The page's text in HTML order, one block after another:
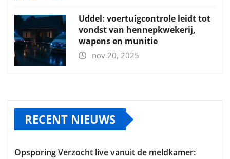
Uddel: voertuigcontrole leidt tot
vondst van hennepkwekerij,
wapens en munitie
nov 20, 2025
RECENT NIEUWS
Opsporing Verzocht live vanuit de meldkamer: